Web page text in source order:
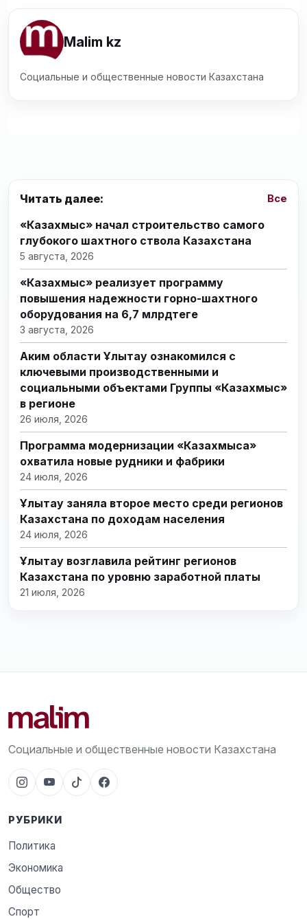
Malim kz
Социальные и общественные новости Казахстана
Читать далее: Все
«Казахмыс» начал строительство самого
глубокого шахтного ствола Казахстана
5 августа, 2026
«Казахмыс» реализует программу
повышения надежности горно-шахтного
оборудования на 6,7 млрдтеңге
3 августа, 2026
Аким области Ұлытау ознакомился с
ключевыми производственными и
социальными объектами Группы «Казахмыс»
в регионе
26 июля, 2026
Программа модернизации «Казахмыса»
охватила новые рудники и фабрики
24 июля, 2026
Ұлытау заняла второе место среди регионов
Казахстана по доходам населения
24 июля, 2026
Ұлытау возглавила рейтинг регионов
Казахстана по уровню заработной платы
21 июля, 2026
Социальные и общественные новости Казахстана
РУБРИКИ
Политика
Экономика
Общество
Спорт